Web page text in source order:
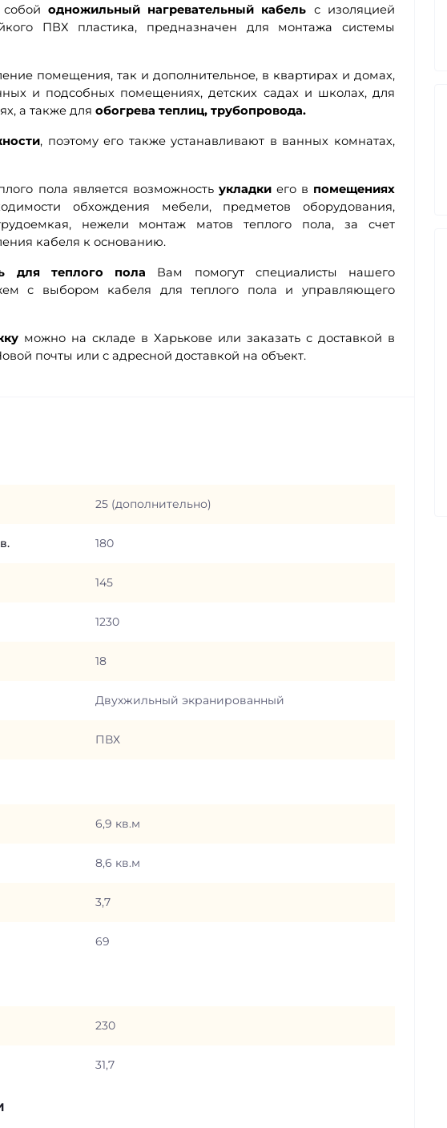
собой одножильный нагревательный кабель с изоляцией
ПВХ пластика, предназначен для монтажа системы
помещения, так и дополнительное, в квартирах и домах,
и подсобных помещениях, детских садах и школах, для
а также для обогрева теплиц, трубопровода.
, поэтому его также устанавливают в ванных комнатах,
пола является возможность укладкиего в помещениях
обхождения мебели, предметов оборудования,
нежели монтаж матов теплого пола, за счет
кабеля к основанию.
для теплого пола Вам помогут специалисты нашего
с выбором кабеля для теплого пола и управляющего
можно на складе в Харькове или заказать с доставкой в
почты или с адресной доставкой на объект.
25 (дополнительно)
180
145
1230
18
Двухжильный экранированный
ПВХ
6,9 кв.м
8,6 кв.м
3,7
69
230
31,7